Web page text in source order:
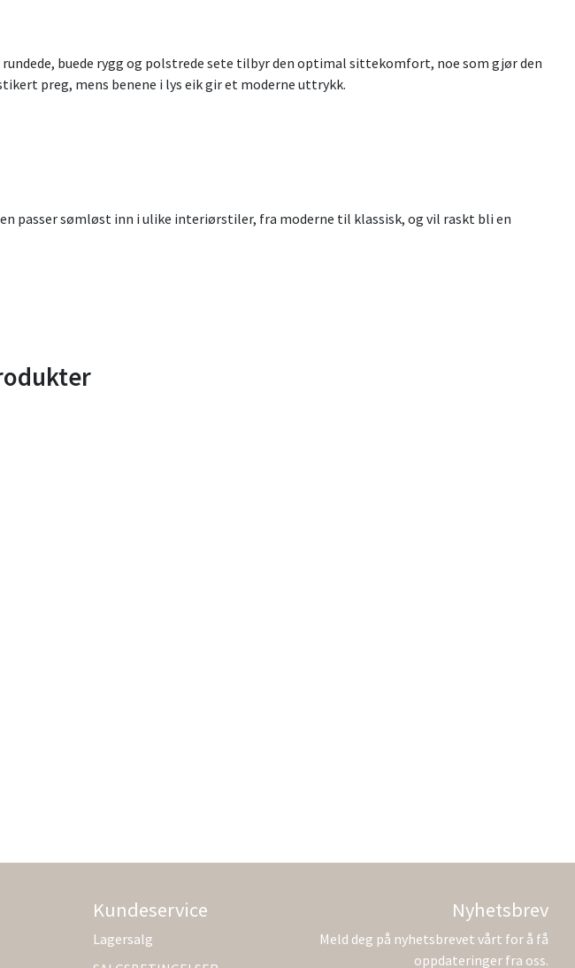
buede rygg og polstrede sete tilbyr den optimal sittekomfort, noe som gjør den
preg, mens benene i lys eik gir et moderne uttrykk.
passer sømløst inn i ulike interiørstiler, fra moderne til klassisk, og vil raskt bli en
Kundeservice
Lagersalg
Nyhetsbrev
Meld deg på nyhetsbrevet vårt for å få
oppdateringer fra oss.